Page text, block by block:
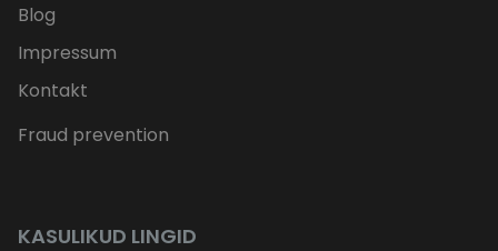
Blog
Impressum
Kontakt
Fraud prevention
KASULIKUD LINGID